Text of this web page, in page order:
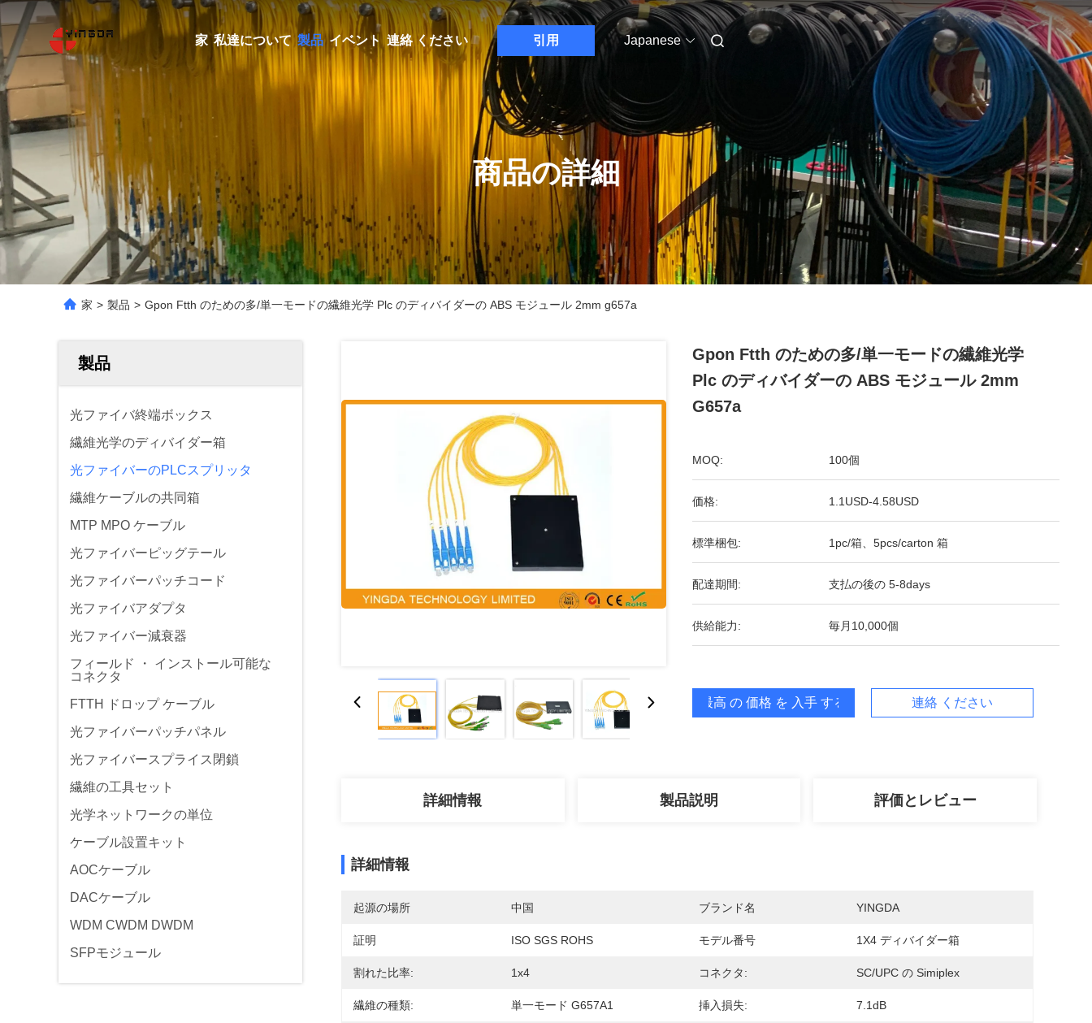
家 私達について 製品 イベント 連絡 ください 引用 Japanese
商品の詳細
家 > 製品 > Gpon Ftth のための多/単一モードの繊維光学 Plc のディバイダーの ABS モジュール 2mm g657a
製品
光ファイバ終端ボックス
繊維光学のディバイダー箱
光ファイバーのPLCスプリッタ
繊維ケーブルの共同箱
MTP MPO ケーブル
光ファイバーピッグテール
光ファイバーパッチコード
光ファイバアダプタ
光ファイバー減衰器
フィールド ・ インストール可能な
コネクタ
FTTH ドロップ ケーブル
光ファイバーパッチパネル
光ファイバースプライス閉鎖
繊維の工具セット
光学ネットワークの単位
ケーブル設置キット
AOCケーブル
DACケーブル
WDM CWDM DWDM
SFPモジュール
Gpon Ftth のための多/単一モードの繊維光学
Plc のディバイダーの ABS モジュール 2mm
G657a
MOQ: 100個
価格: 1.1USD-4.58USD
標準梱包: 1pc/箱、5pcs/carton 箱
配達期間: 支払の後の 5-8days
供給能力: 毎月10,000個
最高 の 価格 を 入手 する 連絡 ください
詳細情報 製品説明 評価とレビュー
詳細情報
起源の場所 中国 ブランド名 YINGDA
証明 ISO SGS ROHS モデル番号 1X4 ディバイダー箱
割れた比率: 1x4 コネクタ: SC/UPC の Simiplex
繊維の種類: 単一モード G657A1 挿入損失: 7.1dB